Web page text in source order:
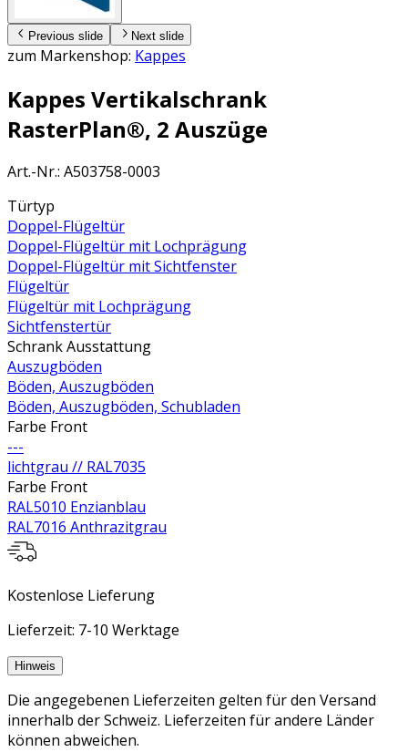
Previous slide Next slide
zum Markenshop: Kappes
Kappes Vertikalschrank
RasterPlan®, 2 Auszüge
Art.-Nr.: A503758-0003
Türtyp
Doppel-Flügeltür
Doppel-Flügeltür mit Lochprägung
Doppel-Flügeltür mit Sichtfenster
Flügeltür
Flügeltür mit Lochprägung
Sichtfenstertür
Schrank Ausstattung
Auszugböden
Böden, Auszugböden
Böden, Auszugböden, Schubladen
Farbe Front
---
lichtgrau // RAL7035
Farbe Front
RAL5010 Enzianblau
RAL7016 Anthrazitgrau
Kostenlose Lieferung
Lieferzeit: 7-10 Werktage
Hinweis
Die angegebenen Lieferzeiten gelten für den Versand
innerhalb der Schweiz. Lieferzeiten für andere Länder
können abweichen.